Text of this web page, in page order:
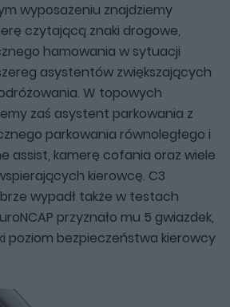
wyposażeniu znajdziemy
czytającą znaki drogowe,
hamowania w sytuacji
asystentów zwiększających
W topowych
zaś asystent parkowania z
parkowania równoległego i
assist, kamerę cofania oraz wiele
kierowcę. C3
wypadł także w testach
przyznało mu 5 gwiazdek,
poziom bezpieczeństwa kierowcy